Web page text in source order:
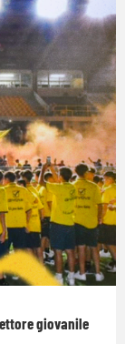
giovanile